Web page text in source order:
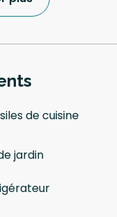
de cuisine
jardin